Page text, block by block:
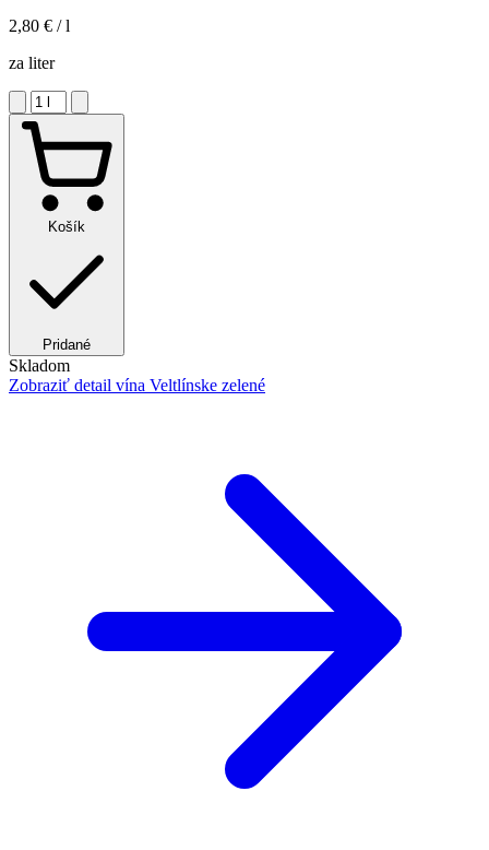
2,80 € / l
za liter
Košík
Pridané
Skladom
Zobraziť detail vína Veltlínske zelené